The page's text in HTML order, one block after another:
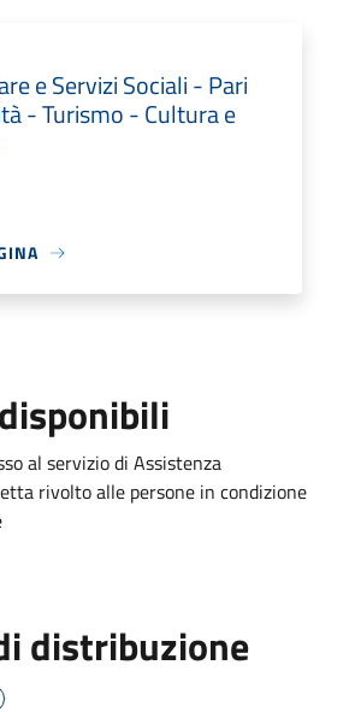
e Servizi Sociali - Pari
- Turismo - Cultura e
al servizio di Assistenza
rivolto alle persone in condizione
distribuzione